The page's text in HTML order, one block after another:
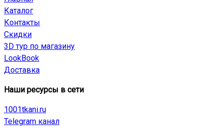
Каталог
Контакты
Скидки
3D тур по магазину
LookBook
Доставка
Наши ресурсы в сети
1001tkani.ru
Telegram канал